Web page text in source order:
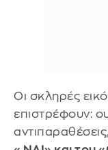
Οι σκληρές
επιστρέφουν: